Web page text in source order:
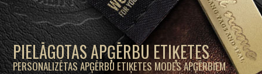
PIELĀGOTAS APĢĒRBU ETIĶETES
PERSONALIZĒTAS APĢĒRBU ETIĶETES MODES APĢĒRBIEM